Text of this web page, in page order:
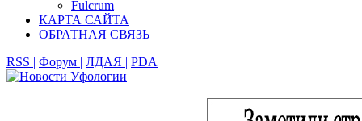
Fulcrum
КАРТА САЙТА
ОБРАТНАЯ СВЯЗЬ
RSS | Форум | ЛДАЯ | PDA